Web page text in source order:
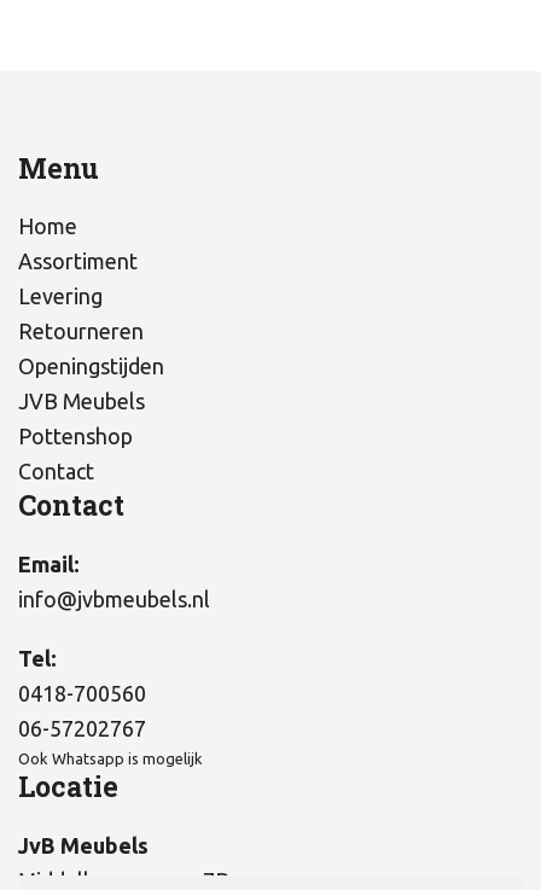
Menu
Home
Assortiment
Levering
Retourneren
Openingstijden
JVB Meubels
Pottenshop
Contact
Contact
Email:
info@jvbmeubels.nl
Tel:
0418-700560
06-57202767
Ook Whatsapp is mogelijk
Locatie
JvB Meubels
Middelkampseweg 7B